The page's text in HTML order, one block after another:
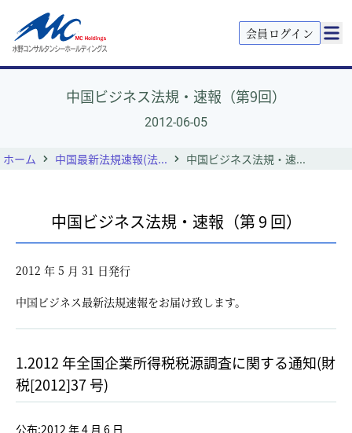
会員ログイン
中国ビジネス法規・速報（第9回）
2012-06-05
ホーム 中国最新法規速報(法... 中国ビジネス法規・速...
中国ビジネス法規・速報（第 9 回）
2012 年 5 月 31 日発行
中国ビジネス最新法規速報をお届け致します。
1.2012 年全国企業所得税税源調査に関する通知(財
税[2012]37 号)
公布:2012 年 4 月 6 日